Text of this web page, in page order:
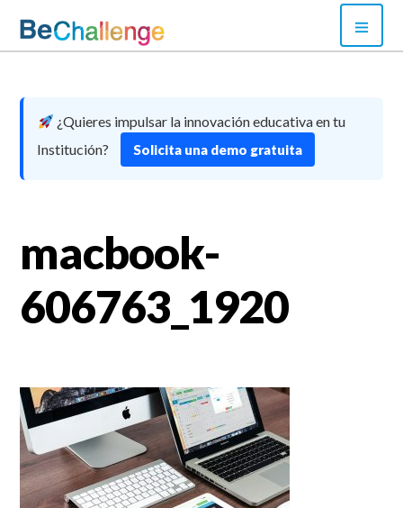
content
¿Quieres impulsar la innovación educativa en tu
Institución?
Solicita una demo gratuita
macbook-
606763_1920